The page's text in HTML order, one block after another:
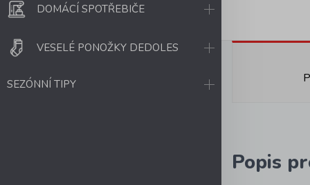
DOMÁCÍ SPOTŘEBIČE
VESELÉ PONOŽKY DEDOLES
SEZÓNNÍ TIPY
Popis